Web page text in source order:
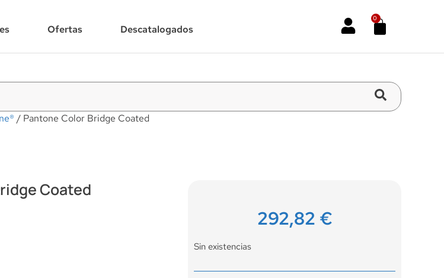
Ofertas Descatalogados
0
/ Pantone Color Bridge Coated
Coated
292,82 €
Sin existencias